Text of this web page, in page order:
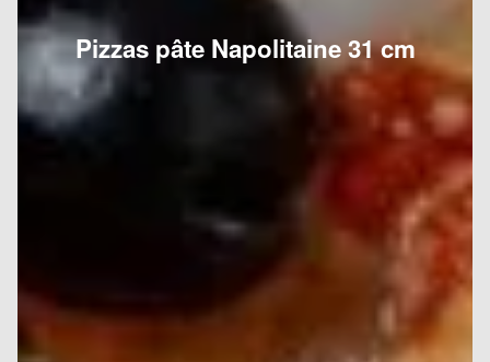
Pizzas pâte Napolitaine 31 cm